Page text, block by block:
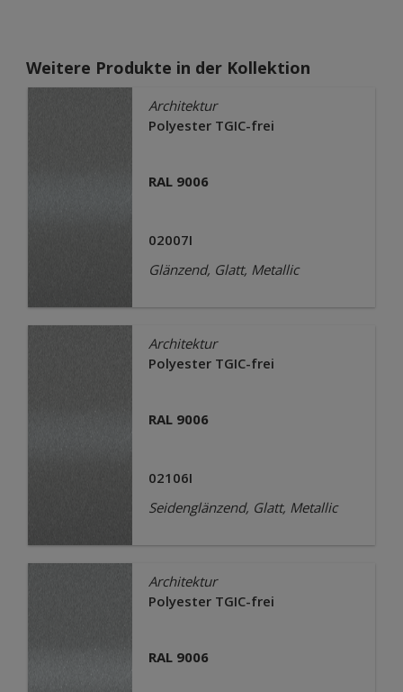
Weitere Produkte in der Kollektion
Architektur
Polyester TGIC-frei
RAL 9006
02007I
Glänzend, Glatt, Metallic
Architektur
Polyester TGIC-frei
RAL 9006
02106I
Seidenglänzend, Glatt, Metallic
Architektur
Polyester TGIC-frei
RAL 9006